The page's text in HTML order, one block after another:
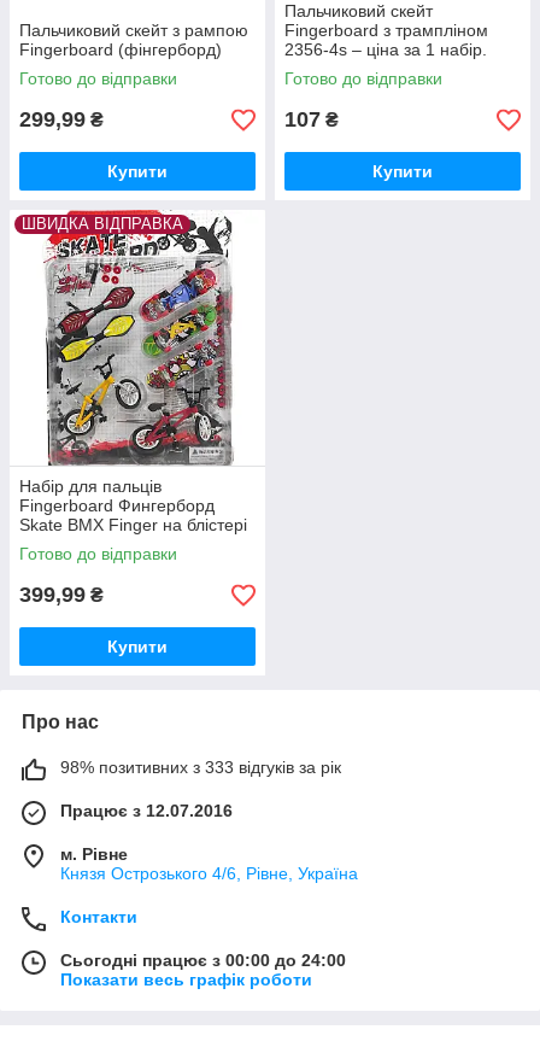
Пальчиковий скейт з рампою
Fingerboard (фінгерборд)
Готово до відправки
299,99 ₴
Купити
Пальчиковий скейт
Fingerboard з трампліном
2356-4s – ціна за 1 набір.
Готово до відправки
107 ₴
Купити
ШВИДКА ВІДПРАВКА
Набір для пальців
Fingerboard Фингерборд
Skate BMX Finger на блістері
Готово до відправки
399,99 ₴
Купити
Про нас
98% позитивних з 333 відгуків за рік
Працює з 12.07.2016
м. Рівне
Князя Острозького 4/6, Рівне, Україна
Контакти
Сьогодні працює з 00:00 до 24:00
Показати весь графік роботи